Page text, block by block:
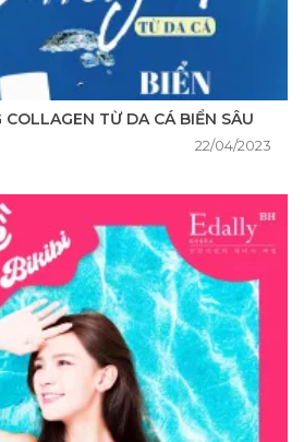
TỪ DA CÁ BIỂN SÂU
22/04/2023